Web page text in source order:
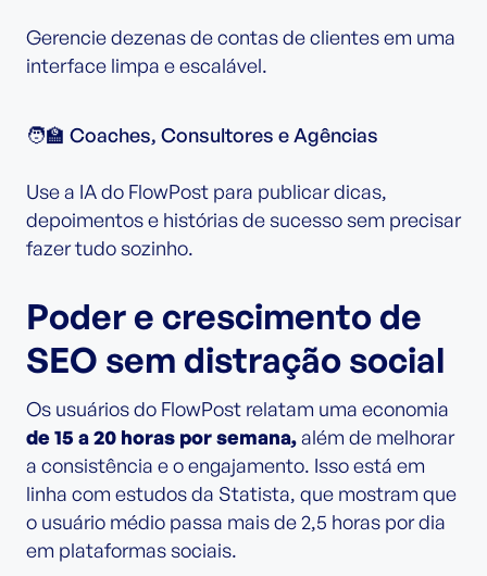
Gerencie dezenas de contas de clientes em uma
interface limpa e escalável.
🧑‍🏫 Coaches, Consultores e Agências
Use a IA do FlowPost para publicar dicas,
depoimentos e histórias de sucesso sem precisar
fazer tudo sozinho.
Poder e crescimento de
SEO sem distração social
Os usuários do FlowPost relatam uma economia
de 15 a 20 horas por semana,além de melhorar
a consistência e o engajamento. Isso está em
linha com estudos da Statista, que mostram que
o usuário médio passa mais de 2,5 horas por dia
em plataformas sociais.